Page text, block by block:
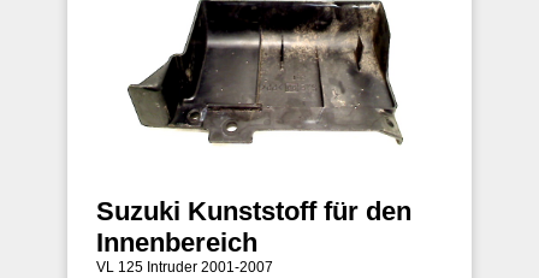
Suzuki Kunststoff für den
Innenbereich
VL 125 Intruder 2001-2007